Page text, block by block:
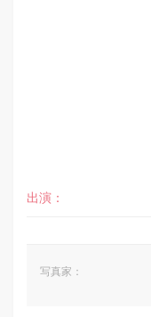
出演：
写真家：